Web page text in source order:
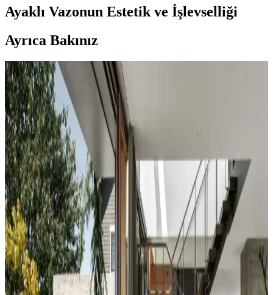
Ayaklı Vazonun Estetik ve İşlevselliği
Ayrıca Bakınız
Koltuk ve Aksesuar Sandalyelerde Renk Uyumu ve
Dekorasyonda Görsel Denge Sağlama Yöntemleri
Koltuk ve aksesuar sandalyelerde renk uyumsuzluğu görsel rekabete
yol açabilir. Halı, perde, yastık ve mobilya yerleşimi ile renkler
dengelenerek mekanın estetik bütünlüğü sağlanır.
Duvar Rengiyle Uyumlu Perde Seçimi: Yeşil,
Turuncu ve Kahverenginin Mekâna Etkisi
Duvar rengine uyumlu perde seçimi, mekânın atmosferini belirler.
Yeşil tonlar doğal sakinlik sunarken, turuncu ve kahverengi sıcaklık
katar. Kalın keten ve karartma perdeler ışık kontrolünde avantaj
sağlar.
Yatak Odası Duvar Rengi Seçiminde Işık ve
Tonların Önemi ve Etkileri
Yatak odası duvar renginin seçimi, ışık koşulları, zemin ve pencere